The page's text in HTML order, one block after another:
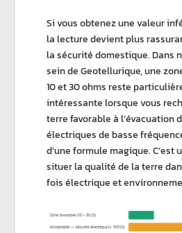
Si vous obtenez unevaleur
la lecture devient plus
lasécurité domestique. Dans
sein deGeotellurique, une
10 et 30 ohms reste
intéressante lorsque vous
terre favorable à l’évacuation
électriques de basse
d’une formule magique.
situer laqualité de la terre
fois électrique et